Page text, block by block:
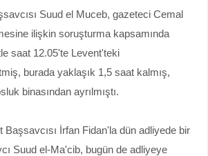
Suud el Muceb, gazeteci Cemal
ilişkin soruşturma kapsamında
saat 12.05'te Levent'teki
burada yaklaşık 1,5 saat kalmış,
binasından ayrılmıştı.
İrfan Fidan'la dün adliyede bir
Suud el-Ma'cib, bugün de adliyeye